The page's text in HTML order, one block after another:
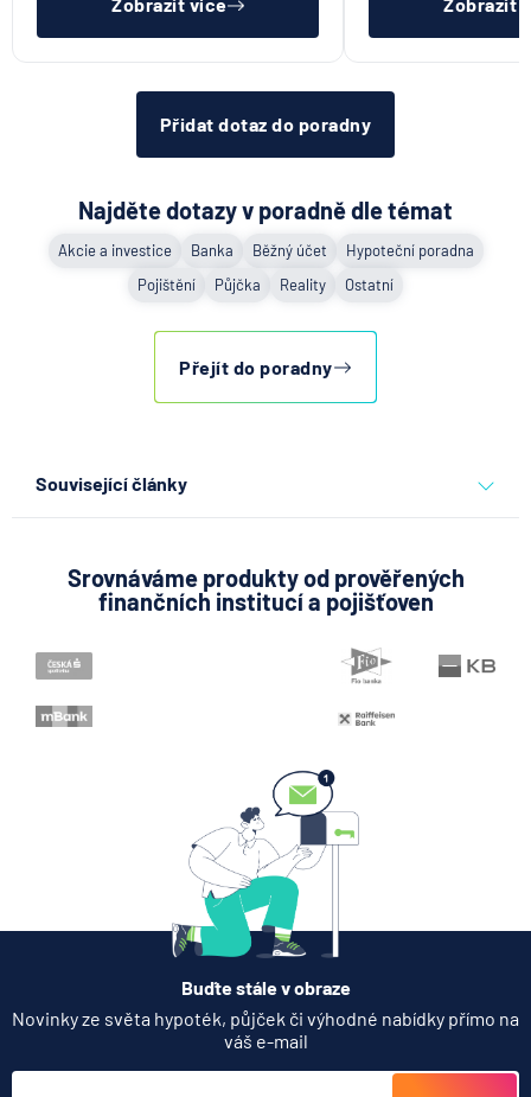
Přidat dotaz do poradny
Najděte dotazy v poradně dle témat
Akcie a investice Banka Běžný účet
Hypoteční poradna
Pojištění
Půjčka Reality Ostatní
Přejít do poradny
Související články
administrativu
4.8.2026 Běžný účet
Expert radí jak splnit
challenge u prop firem a
4.8.2026
Jak zdanit prodej bytu nebo
domu získaného darem
4.8.2026
Co se mění v Air Bank u
plateb, spoření a reklamací
Srovnáváme produkty od prověřených
finančních institucí a pojišťoven
Buďte stále v obraze
Novinky ze světa hypoték, půjček či výhodné nabídky přímo na
váš e-mail